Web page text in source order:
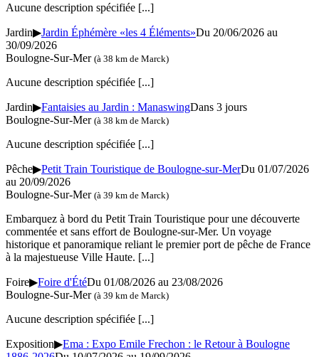
Aucune description spécifiée [...]
Jardin▶Jardin Éphémère «les 4 Éléments»Du 20/06/2026 au
30/09/2026
Boulogne-Sur-Mer (à 38 km de Marck)
Aucune description spécifiée [...]
Jardin▶Fantaisies au Jardin : ManaswingDans 3 jours
Boulogne-Sur-Mer (à 38 km de Marck)
Aucune description spécifiée [...]
Pêche▶Petit Train Touristique de Boulogne-sur-MerDu 01/07/2026
au 20/09/2026
Boulogne-Sur-Mer (à 39 km de Marck)
Embarquez à bord du Petit Train Touristique pour une découverte
commentée et sans effort de Boulogne-sur-Mer. Un voyage
historique et panoramique reliant le premier port de pêche de France
à la majestueuse Ville Haute. [...]
Foire▶Foire d'ÉtéDu 01/08/2026 au 23/08/2026
Boulogne-Sur-Mer (à 39 km de Marck)
Aucune description spécifiée [...]
Exposition▶Ema : Expo Emile Frechon : le Retour à Boulogne